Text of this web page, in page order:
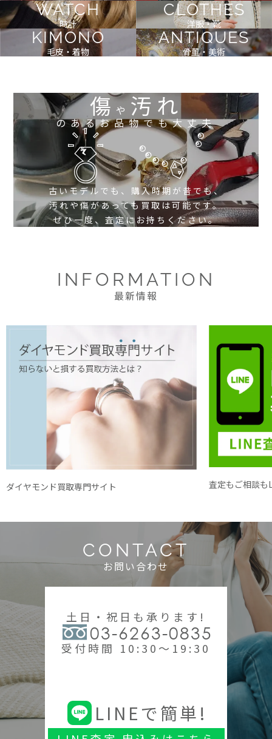
WATCH
時計
CLOTHES
洋服・靴
KIMONO
毛皮・着物
ANTIQUES
骨董・美術
傷や 汚れ
のあるお品物でも大丈夫
古いモデルでも、購入時期が昔でも、
汚れや傷があっても買取は可能です。
ぜひ一度、査定にお持ちください。
INFORMATION
最新情報
ダイヤモンド買取専門サイト 査定もご相談も
CONTACT
お問い合わせ
土日・祝日も承ります!
03-6263-0835
受付時間 10:30～19:30
LINEで簡単!